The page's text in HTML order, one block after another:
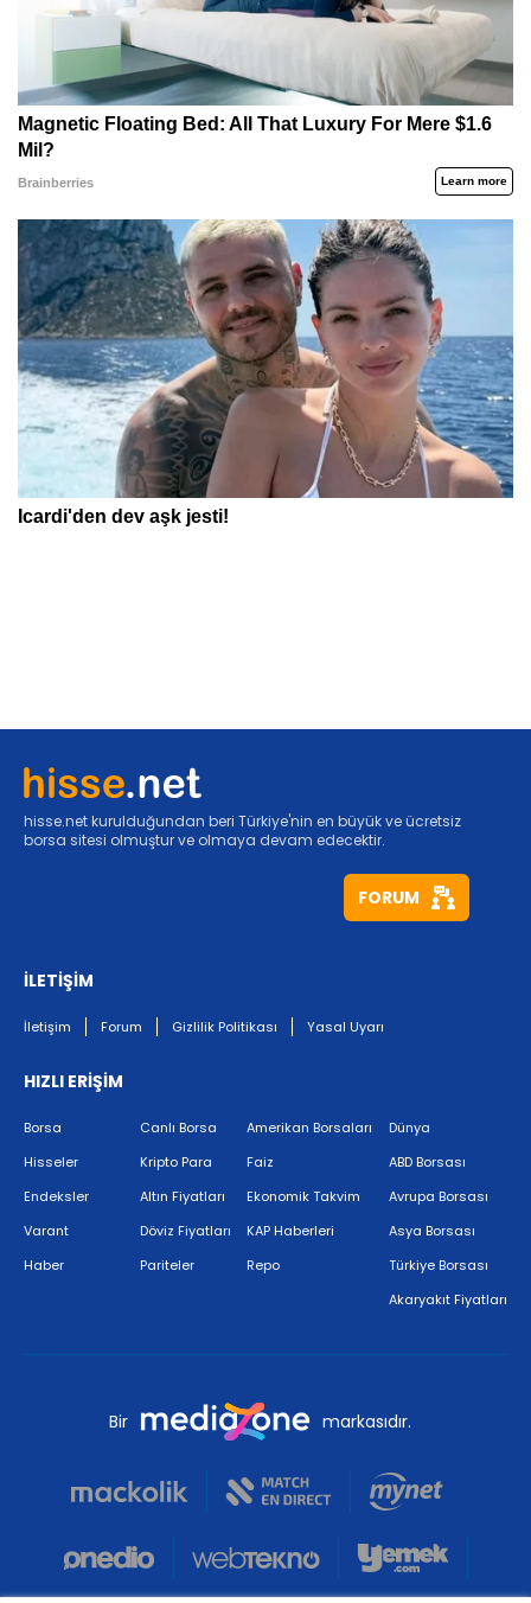
hisse.net kurulduğundan beri Türkiye'nin en büyük ve ücretsiz
borsa sitesi olmuştur ve olmaya devam edecektir.
FORUM
İLETİŞİM
İletişim Forum Gizlilik Politikası Yasal Uyarı
HIZLI ERİŞİM
Borsa
Hisseler
Endeksler
Varant
Haber
Canlı Borsa
Kripto Para
Altın Fiyatları
Döviz Fiyatları
Pariteler
Amerikan Borsaları
Faiz
Ekonomik Takvim
KAP Haberleri
Repo
Dünya
ABD Borsası
Avrupa Borsası
Asya Borsası
Türkiye Borsası
Akaryakıt Fiyatları
Bir markasıdır.